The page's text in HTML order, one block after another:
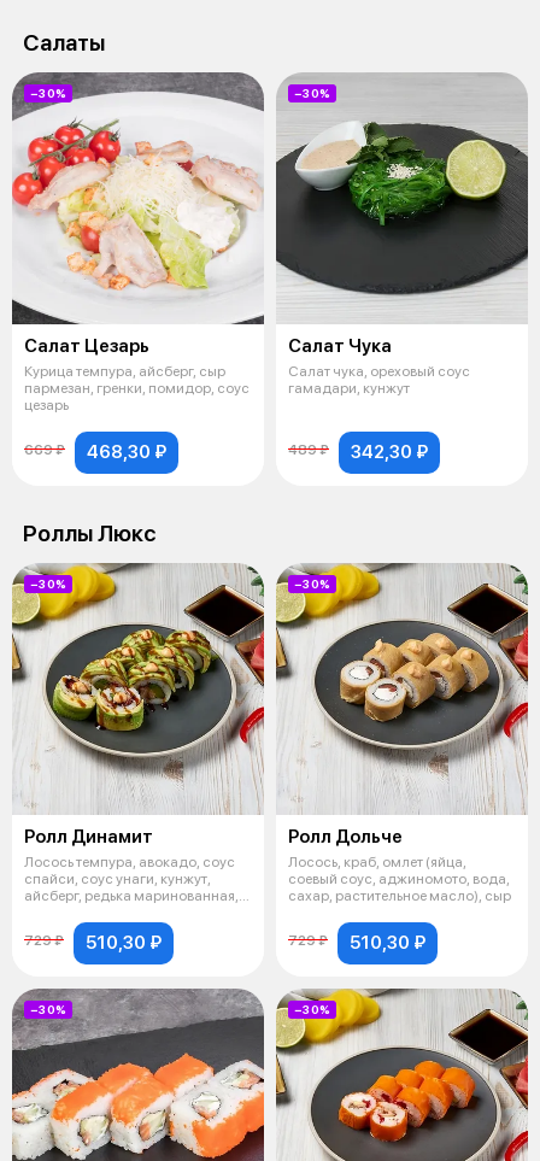
Салаты
−30%
Салат Цезарь
Курица темпура, айсберг, сыр
пармезан, гренки, помидор, соус
цезарь
669 ₽ 468,30 ₽
−30%
Салат Чука
Салат чука, ореховый соус
гамадари, кунжут
489 ₽ 342,30 ₽
Роллы Люкс
−30%
Ролл Динамит
Лосось темпура, авокадо, соус
спайси, соус унаги, кунжут,
айсберг, редька маринованная,
729 ₽
510,30 ₽
−30%
Ролл Дольче
Лосось, краб, омлет (яйца,
соевый соус, аджиномото, вода,
сахар, растительное масло), сыр
729 ₽ 510,30 ₽
−30% −30%